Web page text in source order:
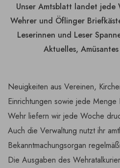
Unser Amtsblatt landet jede
Wehrer und Öflinger
Leserinnen und Leser
Aktuelles,
Neuigkeiten aus Vereinen,
Einrichtungen sowie jede Menge
Wehr liefern wir jede Woche
Auch die Verwaltung nutzt ihr
Bekanntmachungsorgan
Die Ausgaben des